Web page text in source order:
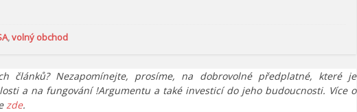
,volný obchod
článků? Nezapomínejte, prosíme, na dobrovolné předplatné, které je
a na fungování !Argumentu a také investicí do jeho budoucnosti. Více o
zde.